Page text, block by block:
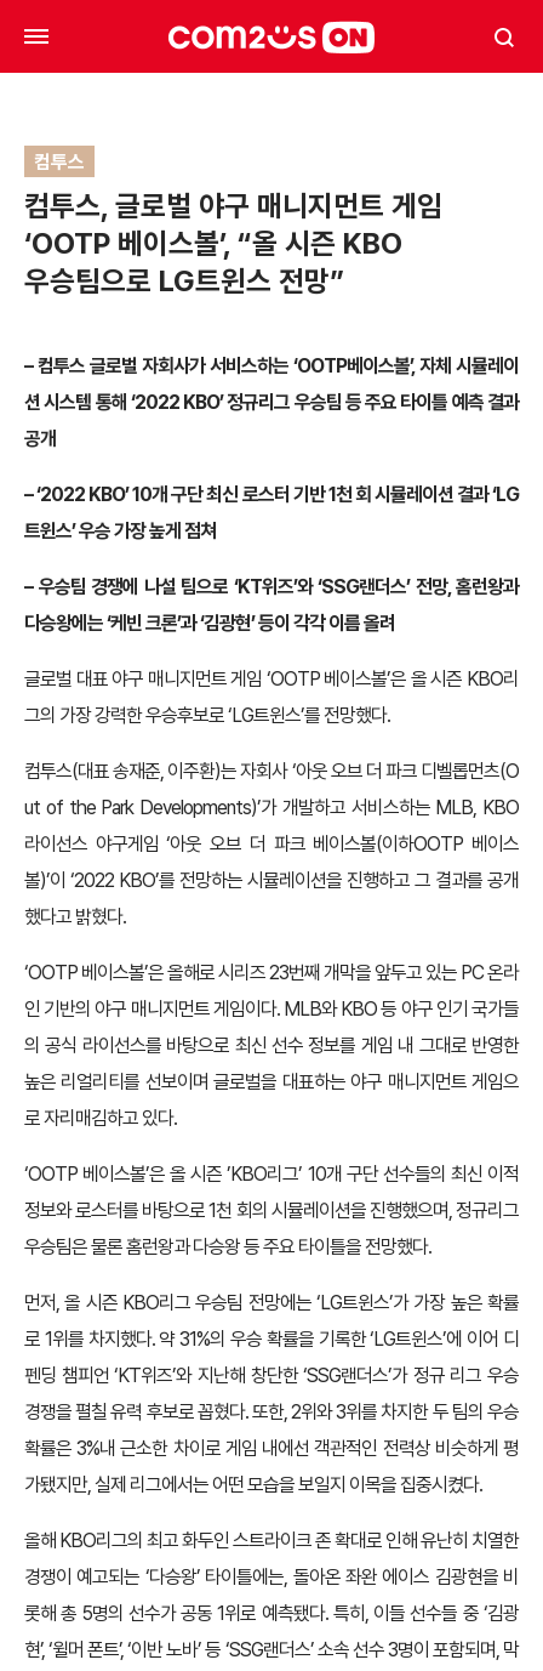
컴투스
컴투스, 글로벌 야구 매니지먼트 게임
‘OOTP 베이스볼’, “올 시즌 KBO
우승팀으로 LG트윈스 전망”
–컴투스 글로벌 자회사가 서비스하는 ‘OOTP베이스볼’,자체 시뮬레이
션 시스템 통해 ‘2022 KBO’ 정규리그 우승팀 등 주요 타이틀 예측 결과
공개
–‘2022 KBO’10개 구단 최신 로스터 기반1천 회 시뮬레이션 결과 ‘LG
트윈스’ 우승 가장 높게 점쳐
– 우승팀 경쟁에 나설 팀으로 ‘KT위즈’와 ‘SSG랜더스’ 전망,홈런왕과
다승왕에는 ‘케빈 크론’과 ‘김광현’ 등이 각각 이름 올려
글로벌 대표 야구 매니지먼트 게임 ‘OOTP 베이스볼’은 올 시즌 KBO리
그의 가장 강력한 우승후보로 ‘LG트윈스’를 전망했다.
컴투스(대표 송재준, 이주환)는 자회사 ‘아웃 오브 더 파크 디벨롭먼츠(O
ut of the Park Developments)’가 개발하고 서비스하는 MLB, KBO
라이선스 야구게임 ‘아웃 오브 더 파크 베이스볼(이하OOTP 베이스
볼)’이 ‘2022 KBO’를 전망하는 시뮬레이션을 진행하고 그 결과를 공개
했다고 밝혔다.
‘OOTP 베이스볼’은 올해로 시리즈 23번째 개막을 앞두고 있는 PC 온라
인 기반의 야구 매니지먼트 게임이다. MLB와 KBO 등 야구 인기 국가들
의 공식 라이선스를 바탕으로 최신 선수 정보를 게임 내 그대로 반영한
높은 리얼리티를 선보이며 글로벌을 대표하는 야구 매니지먼트 게임으
로 자리매김하고 있다.
‘OOTP 베이스볼’은 올 시즌 ’KBO리그’ 10개 구단 선수들의 최신 이적
정보와 로스터를 바탕으로 1천 회의 시뮬레이션을 진행했으며, 정규리그
우승팀은 물론 홈런왕과 다승왕 등 주요 타이틀을 전망했다.
먼저, 올 시즌 KBO리그 우승팀 전망에는 ‘LG트윈스’가 가장 높은 확률
로 1위를 차지했다. 약 31%의 우승 확률을 기록한 ‘LG트윈스’에 이어 디
펜딩 챔피언 ‘KT위즈’와 지난해 창단한 ‘SSG랜더스’가 정규 리그 우승
경쟁을 펼칠 유력 후보로 꼽혔다. 또한, 2위와 3위를 차지한 두 팀의 우승
확률은 3%내 근소한 차이로 게임 내에선 객관적인 전력상 비슷하게 평
가됐지만, 실제 리그에서는 어떤 모습을 보일지 이목을 집중시켰다.
올해 KBO리그의 최고 화두인 스트라이크 존 확대로 인해 유난히 치열한
경쟁이 예고되는 ‘다승왕’ 타이틀에는, 돌아온 좌완 에이스 김광현을 비
롯해 총 5명의 선수가 공동 1위로 예측됐다. 특히, 이들 선수들 중 ‘김광
현’, ‘윌머 폰트’, ‘이반 노바’ 등 ‘SSG랜더스’ 소속 선수 3명이 포함되며, 막